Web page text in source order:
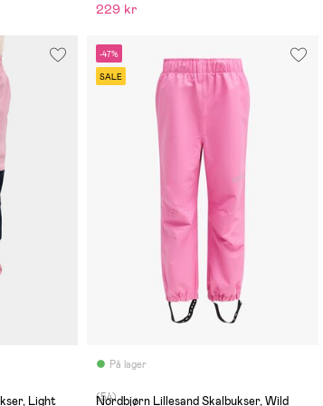
229 kr
Light
-47%
SALE
På lager
(54)
Nordbjørn Lillesand Skalbukser, Wild